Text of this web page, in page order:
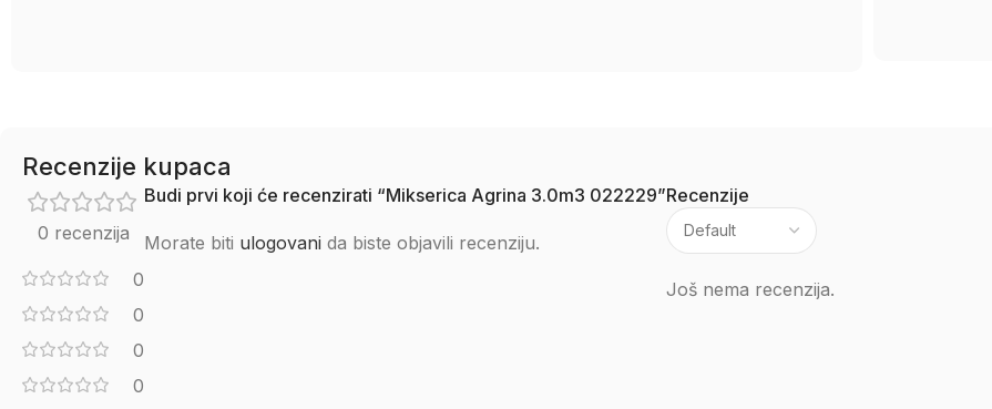
Recenzije kupaca
0 recenzija
0
0
0
0
Recenzije
Još nema recenzija.
Budi prvi koji će recenzirati “Mikserica Agrina 3.0m3 022229”
Morate biti ulogovani da biste objavili recenziju.